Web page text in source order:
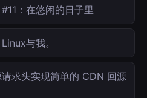
#11：在悠闲的日子里
与我。
求头实现简单的 CDN 回源